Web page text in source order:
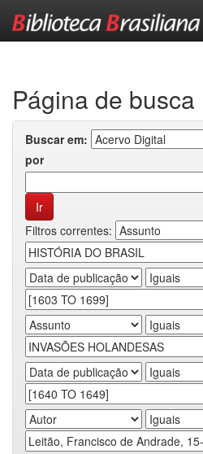
Página de busca
Buscar em:
por
Filtros correntes: